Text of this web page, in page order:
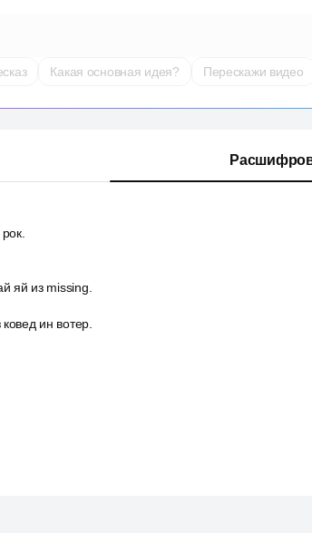
Какая основная идея? Перескажи видео
яй из missing.
ин вотер.